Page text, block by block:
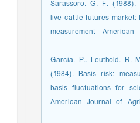
Sarassoro. G. F.
live cattle futures
measurement
22. Garcia. P.. Leuthold.
(1984). Basis risk:
basis fluctuations for
American Journal of